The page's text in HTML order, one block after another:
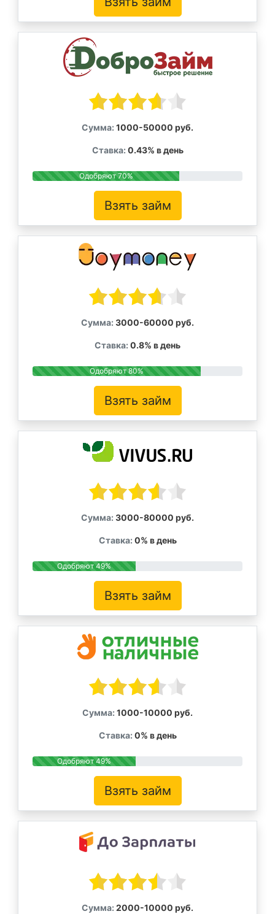
Сумма: 1000-50000 руб.
Ставка: 0.43% в день
Одобряют 70%
Взять займ
Сумма: 3000-60000 руб.
Ставка: 0.8% в день
Одобряют 80%
Взять займ
Сумма: 3000-80000 руб.
Ставка: 0% в день
Одобряют 49%
Взять займ
Сумма: 1000-10000 руб.
Ставка: 0% в день
Одобряют 49%
Взять займ
Сумма: 2000-10000 руб.